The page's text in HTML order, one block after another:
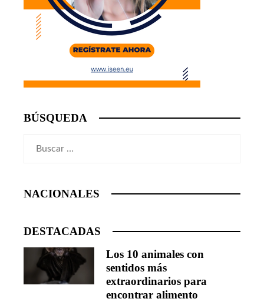
BÚSQUEDA
NACIONALES
DESTACADAS
Los 10 animales con
sentidos más
extraordinarios para
encontrar alimento